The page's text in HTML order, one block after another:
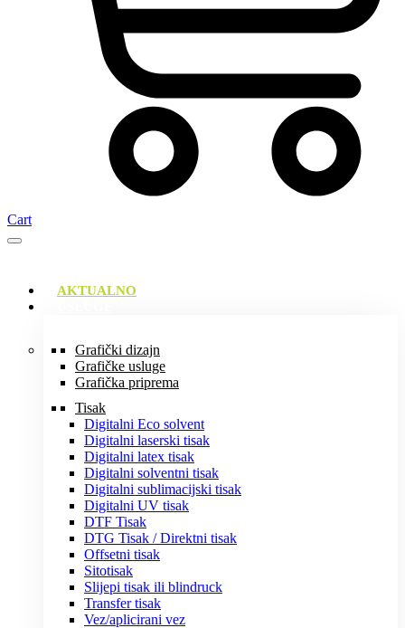
Cart
AKTUALNO
Grafički dizajn
Grafičke usluge
Grafička priprema
Tisak
Digitalni Eco solvent
Digitalni laserski tisak
Digitalni latex tisak
Digitalni solventni tisak
Digitalni sublimacijski tisak
Digitalni UV tisak
DTF Tisak
DTG Tisak / Direktni tisak
Offsetni tisak
Sitotisak
Slijepi tisak ili blindruck
Transfer tisak
Vez/aplicirani vez